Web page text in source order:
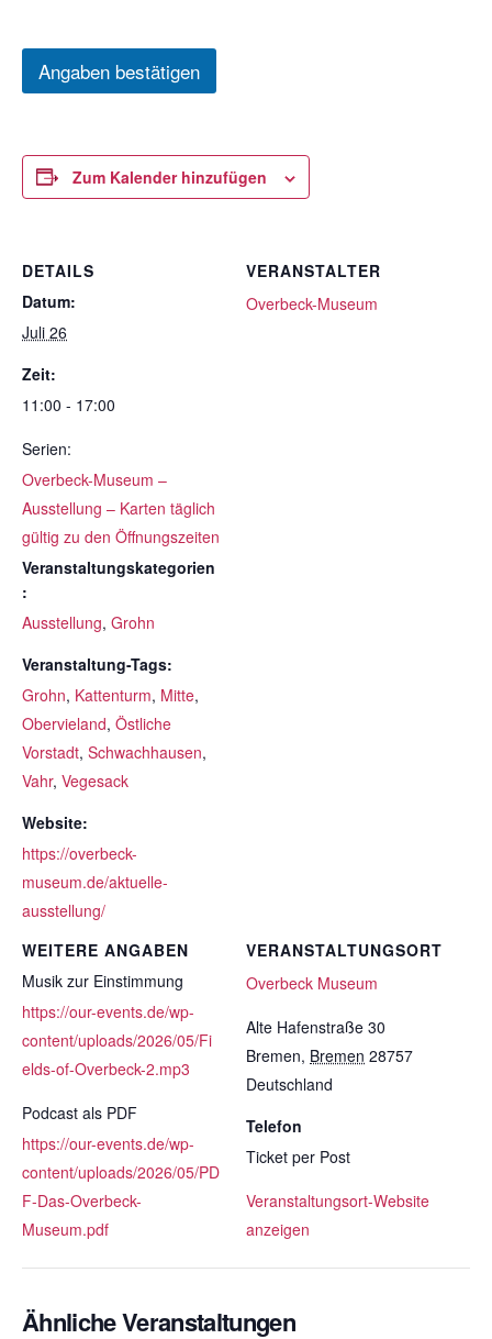
Angaben bestätigen
Zum Kalender hinzufügen
DETAILS
Datum:
Juli 26
Zeit:
11:00 - 17:00
Serien:
Overbeck-Museum –
Ausstellung – Karten täglich
gültig zu den Öffnungszeiten
Veranstaltungskategorien
:
Ausstellung, Grohn
Veranstaltung-Tags:
Grohn, Kattenturm, Mitte,
Obervieland, Östliche
Vorstadt, Schwachhausen,
Vahr, Vegesack
Website:
https://overbeck-
museum.de/aktuelle-
ausstellung/
VERANSTALTUNGSORT
Overbeck Museum
Alte Hafenstraße 30
Bremen, Bremen 28757
Deutschland
Telefon
Ticket per Post
Veranstaltungsort-Website
anzeigen
VERANSTALTER
Overbeck-Museum
WEITERE ANGABEN
Musik zur Einstimmung
https://our-events.de/wp-
content/uploads/2026/05/Fi
elds-of-Overbeck-2.mp3
Podcast als PDF
https://our-events.de/wp-
content/uploads/2026/05/PD
F-Das-Overbeck-
Museum.pdf
Ähnliche Veranstaltungen